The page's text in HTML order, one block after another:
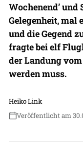
Wochenend’ und
Gelegenheit, mal
und die Gegend
fragte bei elf
der Landung
werden muss.
Heiko Link
Veröffentlicht am